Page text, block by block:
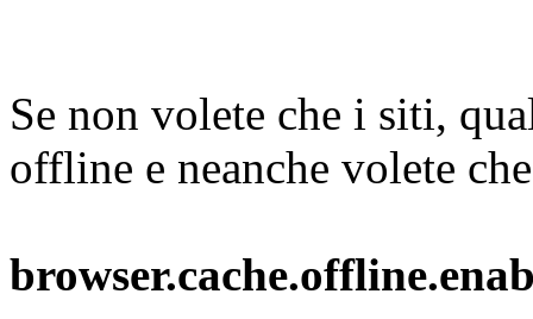
Se non volete che i siti,
offline e neanche volete